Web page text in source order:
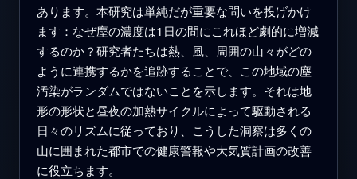
あります。本研究は単純だが重要な問いを投げかけ
ます：なぜ塵の濃度は1日の間にこれほど劇的に増減
するのか？研究者たちは熱、風、周囲の山々がどの
ように連携するかを追跡することで、この地域の塵
汚染がランダムではないことを示します。それは地
形の形状と昼夜の加熱サイクルによって駆動される
日々のリズムに従っており、こうした洞察は多くの
山に囲まれた都市での健康警報や大気質計画の改善
に役立ちます。